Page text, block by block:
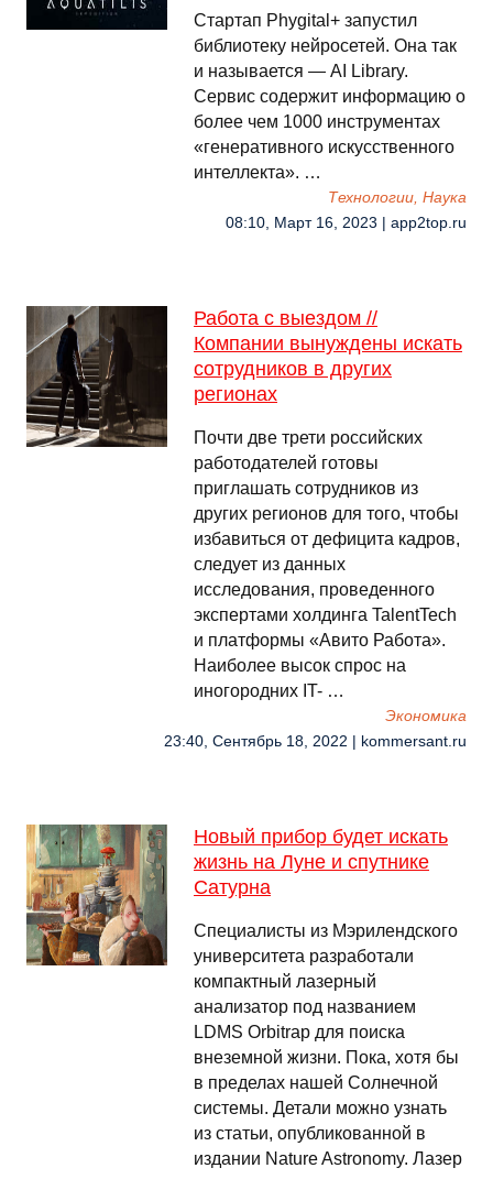
Стартап Phygital+ запустил
библиотеку нейросетей. Она так
и называется — AI Library.
Сервис содержит информацию о
более чем 1000 инструментах
«генеративного искусственного
интеллекта». …
Технологии, Наука
08:10, Март 16, 2023 | app2top.ru
Работа с выездом //
Компании вынуждены искать
сотрудников в других
регионах
Почти две трети российских
работодателей готовы
приглашать сотрудников из
других регионов для того, чтобы
избавиться от дефицита кадров,
следует из данных
исследования, проведенного
экспертами холдинга TalentTech
и платформы «Авито Работа».
Наиболее высок спрос на
иногородних IT- …
Экономика
23:40, Сентябрь 18, 2022 | kommersant.ru
Новый прибор будет искать
жизнь на Луне и спутнике
Сатурна
Специалисты из Мэрилендского
университета разработали
компактный лазерный
анализатор под названием
LDMS Orbitrap для поиска
внеземной жизни. Пока, хотя бы
в пределах нашей Солнечной
системы. Детали можно узнать
из статьи, опубликованной в
издании Nature Astronomy. Лазер